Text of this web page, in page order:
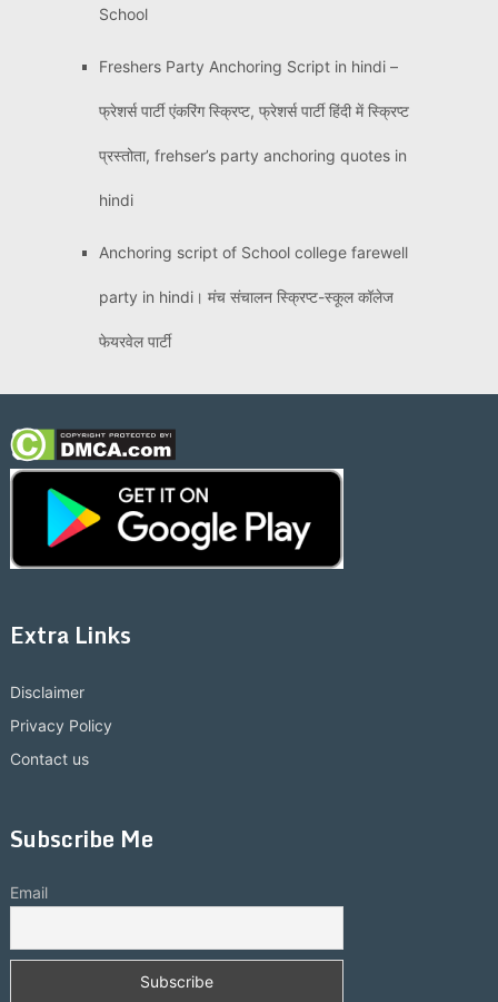
School
Freshers Party Anchoring Script in hindi –
फ्रेशर्स पार्टी एंकरिंग स्क्रिप्ट, फ्रेशर्स पार्टी हिंदी में स्क्रिप्ट
प्रस्तोता, frehser’s party anchoring quotes in
hindi
Anchoring script of School college farewell
party in hindi। मंच संचालन स्क्रिप्ट-स्कूल कॉलेज
फेयरवेल पार्टी
Extra Links
Disclaimer
Privacy Policy
Contact us
Subscribe Me
Email